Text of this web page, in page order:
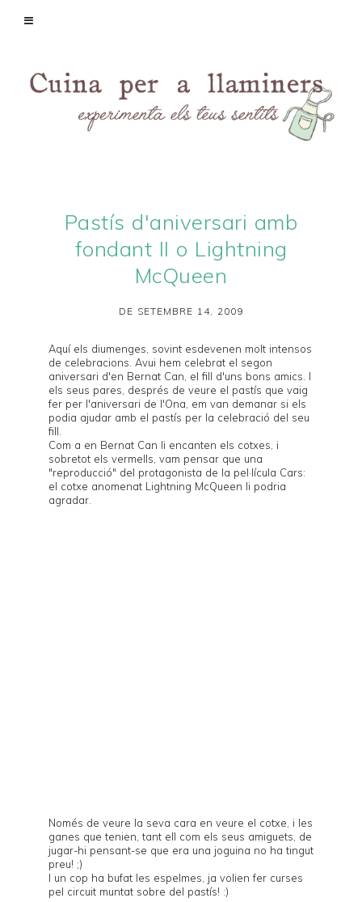
Pastís d'aniversari amb
fondant II o Lightning
McQueen
DE SETEMBRE 14, 2009
Aquí els diumenges, sovint esdevenen molt intensos
de celebracions. Avui hem celebrat el segon
aniversari d'en Bernat Can, el fill d'uns bons amics. I
els seus pares, després de veure el pastís que vaig
fer per l'aniversari de l'Ona, em van demanar si els
podia ajudar amb el pastís per la celebració del seu
fill.
Com a en Bernat Can li encanten els cotxes, i
sobretot els vermells, vam pensar que una
"reproducció" del protagonista de la pel·lícula Cars:
el cotxe anomenat Lightning McQueen li podria
agradar.
Només de veure la seva cara en veure el cotxe, i les
ganes que tenien, tant ell com els seus amiguets, de
jugar-hi pensant-se que era una joguina no ha tingut
preu! ;)
I un cop ha bufat les espelmes, ja volien fer curses
pel circuit muntat sobre del pastís! :)